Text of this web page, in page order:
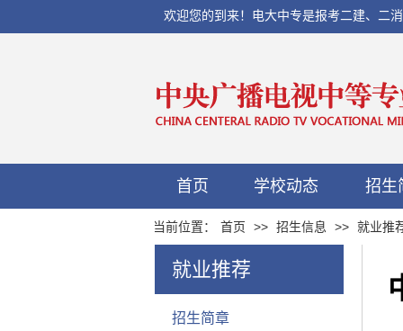
欢迎您的到来！电大中专是报考二建、二
首页 学校动态 招生
当前位置： 首页 >> 招生信息 >> 就业推
就业推荐
招生简章